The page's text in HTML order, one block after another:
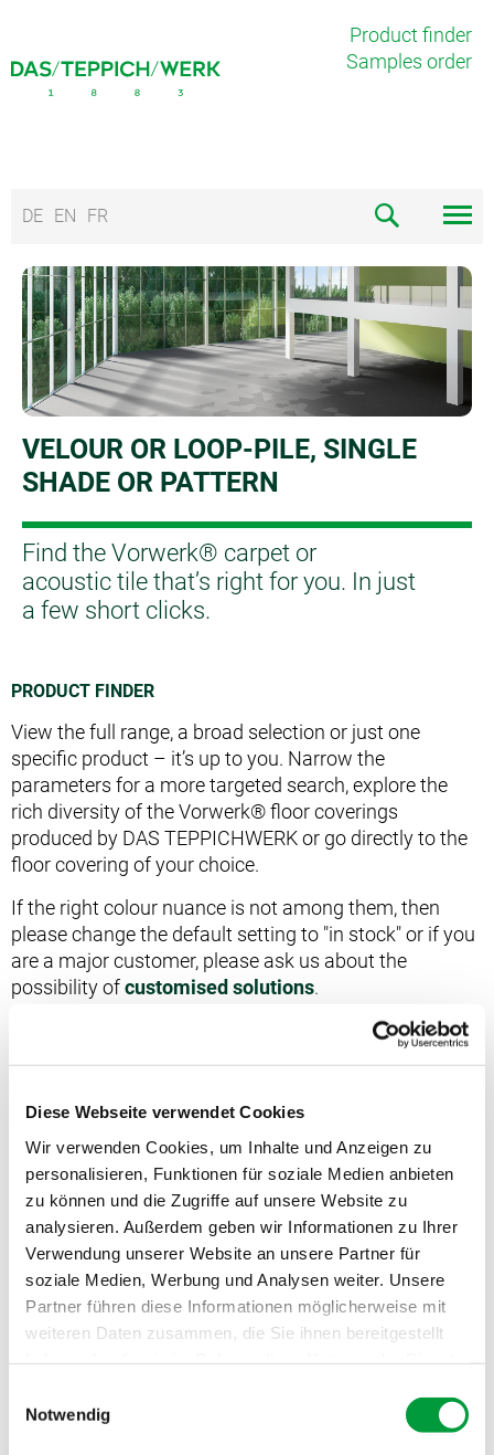
Diese Webseite verwendet Cookies
Wir verwenden Cookies, um Inhalte und Anzeigen zu
personalisieren, Funktionen für soziale Medien anbieten
zu können und die Zugriffe auf unsere Website zu
analysieren. Außerdem geben wir Informationen zu Ihrer
Verwendung unserer Website an unsere Partner für
soziale Medien, Werbung und Analysen weiter. Unsere
Partner führen diese Informationen möglicherweise mit
weiteren Daten zusammen, die Sie ihnen bereitgestellt
Notwendig
Product finder
Samples order
DE EN FR
VELOUR OR LOOP-PILE, SINGLE
SHADE OR PATTERN
Find the Vorwerk® carpet or
acoustic tile that’s right for you. In just
a few short clicks.
PRODUCT FINDER
View the full range, a broad selection or just one
specific product – it’s up to you. Narrow the
parameters for a more targeted search, explore the
rich diversity of the Vorwerk® floor coverings
produced by DAS TEPPICHWERK or go directly to the
floor covering of your choice.
If the right colour nuance is not among them, then
please change the default setting to "in stock" or if you
are a major customer, please ask us about the
possibility ofcustomised solutions.
CONTACT
Get in touch with us.
We will be pleased to answer your questions and
suggestions.
+
CHOOSE THE LOOK OF YOUR CARPET